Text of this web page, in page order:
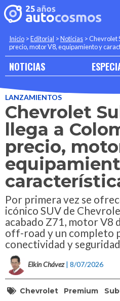
Inicio >Editorial >Noticias >Chevrolet
precio, motor V8, equipamiento y
NOTICIAS
LANZAMIENTOS
Chevrolet
llega a
precio,
Por primera vez se
icónico SUV de
acabado Z71, motor V8
off-road y un completo
conectividad y
Elkin Chávez | 8/07/2026
Chevrolet Premium